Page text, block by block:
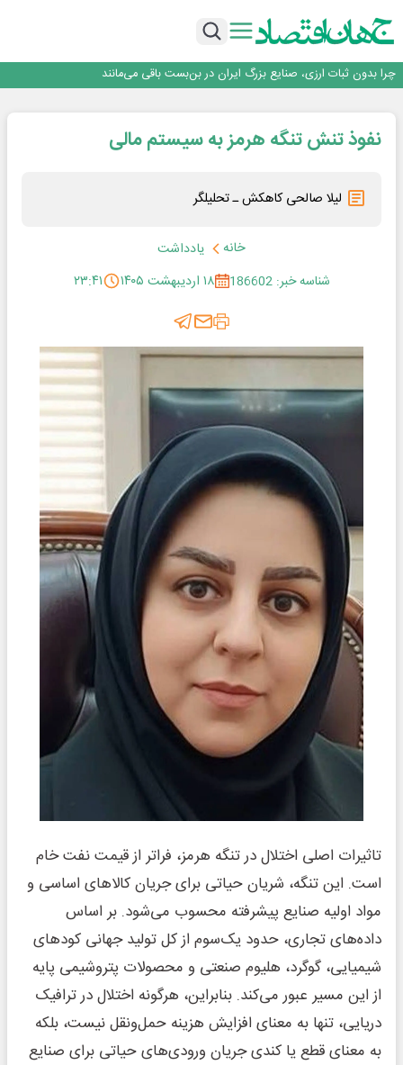
روزنامه ۱۷ مرداد
چرا بدون ثبات ارزی، صنایع بزرگ ایران در بن‌بست باقی می‌مانند
روزنامه ۱۷ مرداد
افزایش قیمت بلیت اتوبوس فصلی شد؟
نفوذ تنش تنگه هرمز به سیستم مالی
لیلا صالحی کاهکش ـ تحلیلگر
خانه
یادداشت
شناسه خبر: 186602
۱۸ اردیبهشت ۱۴۰۵ ۲۳:۴۱
تاثیرات اصلی اختلال در تنگه هرمز، فراتر از قیمت نفت خام
است. این تنگه، شریان حیاتی برای جریان کالاهای اساسی و
مواد اولیه صنایع پیشرفته محسوب می‌شود. بر اساس
داده‌های تجاری، حدود یک‌سوم از کل تولید جهانی کودهای
شیمیایی، گوگرد، هلیوم صنعتی و محصولات پتروشیمی پایه
از این مسیر عبور می‌کند. بنابراین، هرگونه اختلال در ترافیک
دریایی، تنها به معنای افزایش هزینه حمل‌ونقل نیست، بلکه
به معنای قطع یا کندی جریان ورودی‌های حیاتی برای صنایع